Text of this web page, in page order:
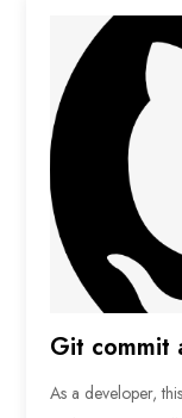
Git commit
As a developer,